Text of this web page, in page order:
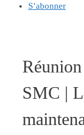
S’abonner
SMC |